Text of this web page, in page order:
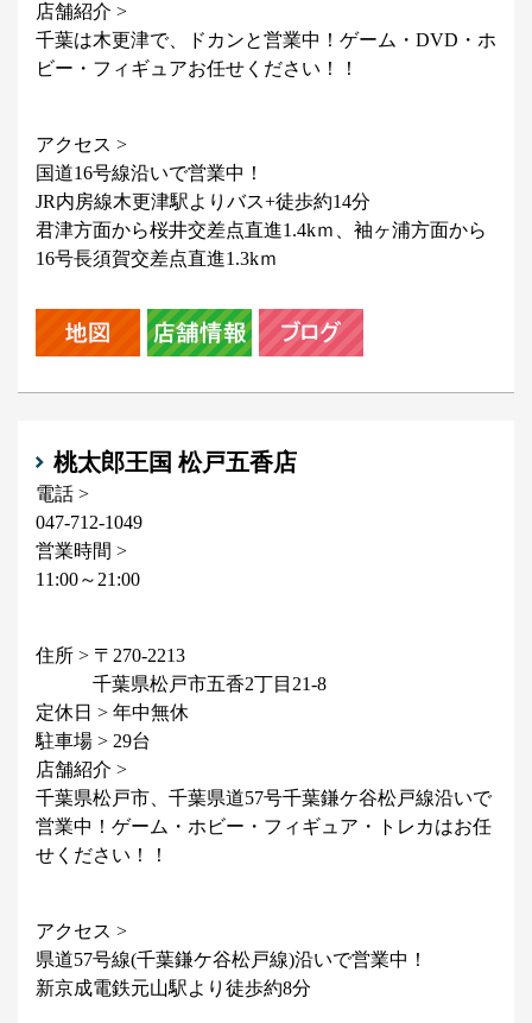
店舗紹介 >
千葉は木更津で、ドカンと営業中！ゲーム・DVD・ホ
ビー・フィギュアお任せください！！
アクセス >
国道16号線沿いで営業中！
JR内房線木更津駅よりバス+徒歩約14分
君津方面から桜井交差点直進1.4kｍ、袖ヶ浦方面から
16号長須賀交差点直進1.3kｍ
桃太郎王国 松戸五香店
電話 >
047-712-1049
営業時間 >
11:00～21:00
住所 > 〒270-2213
千葉県松戸市五香2丁目21-8
定休日 > 年中無休
駐車場 > 29台
店舗紹介 >
千葉県松戸市、千葉県道57号千葉鎌ケ谷松戸線沿いで
営業中！ゲーム・ホビー・フィギュア・トレカはお任
せください！！
アクセス >
県道57号線(千葉鎌ケ谷松戸線)沿いで営業中！
新京成電鉄元山駅より徒歩約8分